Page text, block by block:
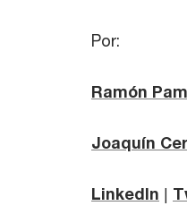
Por:
Ramón
Joaquín
LinkedIn |